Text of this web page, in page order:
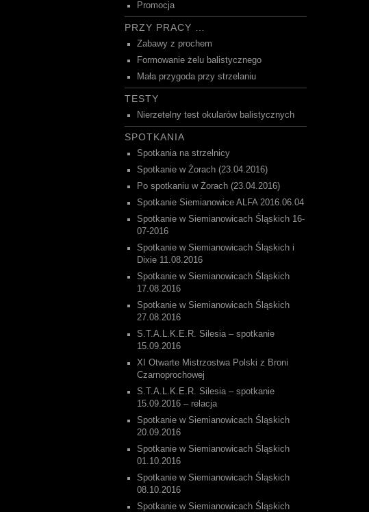
Promocja
PRZY PRACY …
Zabawy z prochem
Formowanie żelu balistycznego
Mała przygoda przy strzelaniu
TESTY
Nierzetelny test okularów balistycznych
SPOTKANIA
Spotkania na strzelnicy
Spotkanie w Żorach (23.04.2016)
Po spotkaniu w Żorach (23.04.2016)
Spotkanie Siemianowice ALFA 2016.06.04
Spotkanie w Siemianowicach Śląskich 16-
07-2016
Spotkanie w Siemianowicach Śląskich i
Dixie 11.08.2016
Spotkanie w Siemianowicach Śląskich
17.08.2016
Spotkanie w Siemianowicach Śląskich
27.08.2016
S.T.A.L.K.E.R. Silesia – spotkanie
15.09.2016
XI Otwarte Mistrzostwa Polski z Broni
Czarnoprochowej
S.T.A.L.K.E.R. Silesia – spotkanie
15.09.2016 – relacja
Spotkanie w Siemianowicach Śląskich
20.09.2016
Spotkanie w Siemianowicach Śląskich
01.10.2016
Spotkanie w Siemianowicach Śląskich
08.10.2016
Spotkanie w Siemianowicach Śląskich